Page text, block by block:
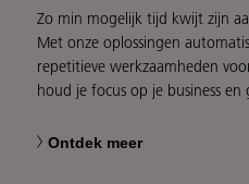
Zo min mogelijk tijd kwijt zijn
Met onze oplossingen
repetitieve werkzaamheden
houd je focus op je business en
Ontdek meer